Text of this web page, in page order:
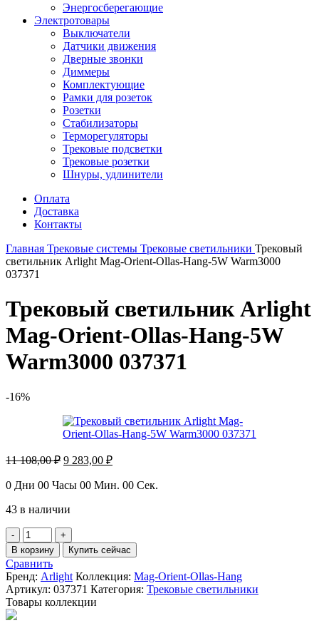
Энергосберегающие
Электротовары
Выключатели
Датчики движения
Дверные звонки
Диммеры
Комплектующие
Рамки для розеток
Розетки
Стабилизаторы
Терморегуляторы
Трековые подсветки
Трековые розетки
Шнуры, удлинители
Оплата
Доставка
Контакты
Главная Трековые системы Трековые светильники Трековый
светильник Arlight Mag-Orient-Ollas-Hang-5W Warm3000
037371
Трековый светильник Arlight
Mag-Orient-Ollas-Hang-5W
Warm3000 037371
-16%
11 108,00₽ Первоначальная
составляла
108,00 ₽.
9 283,00 ₽Текущая
9
0 Дни 00 Часы 00 Мин. 00 Сек.
43 в наличии
Количество
товара
Трековый
светильник
Arlight
Mag-
Orient-
В корзину Купить сейчас
Сравнить
Бренд: Arlight Коллекция: Mag-Orient-Ollas-Hang
Артикул: 037371 Категория: Трековые светильники
Товары коллекции